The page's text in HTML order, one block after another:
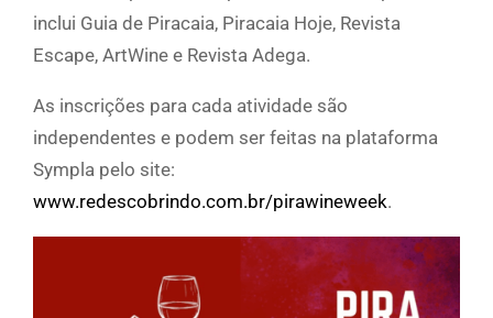
inclui Guia de Piracaia, Piracaia Hoje, Revista
Escape, ArtWine e Revista Adega.
As inscrições para cada atividade são
independentes e podem ser feitas na plataforma
Sympla pelo site:
www.redescobrindo.com.br/pirawineweek.